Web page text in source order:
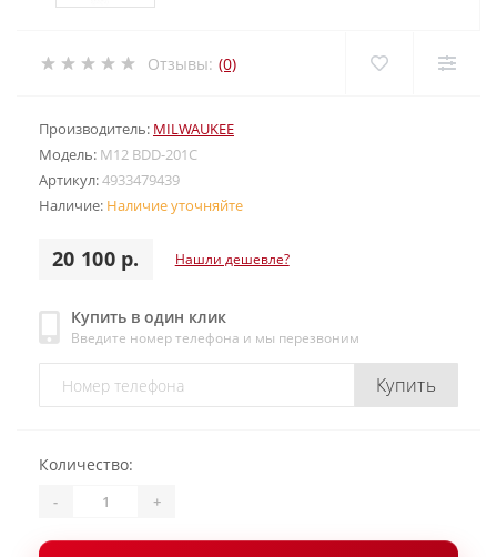
Отзывы: (0)
Производитель: MILWAUKEE
Модель: M12 BDD-201C
Артикул:4933479439
Наличие: Наличие уточняйте
20 100 р. Нашли дешевле?
Купить в один клик
Введите номер телефона и мы перезвоним
Купить
Количество:
- +